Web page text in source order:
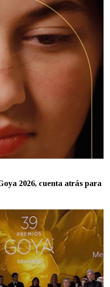
2026, cuenta atrás para